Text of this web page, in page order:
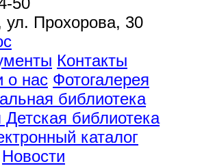
Прохорова, 30
Контакты
о нас Фотогалерея
библиотека
библиотека
каталог
Новости